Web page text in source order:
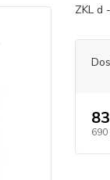
ZKL d
690